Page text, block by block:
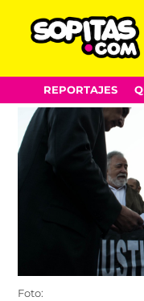
Skip
to
content
REPORTAJES
Foto: